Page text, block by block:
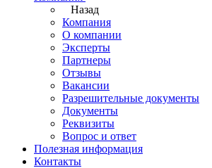
Назад
Компания
О компании
Эксперты
Партнеры
Отзывы
Вакансии
Разрешительные документы
Документы
Реквизиты
Вопрос и ответ
Полезная информация
Контакты